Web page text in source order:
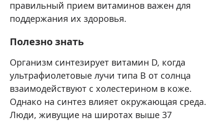
правильный прием витаминов важен для
поддержания их здоровья.
Полезно знать
Организм синтезирует витамин D, когда
ультрафиолетовые лучи типа B от солнца
взаимодействуют с холестерином в коже.
Однако на синтез влияет окружающая среда.
Люди, живущие на широтах выше 37